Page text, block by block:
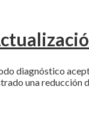
diagnóstico
una reducción